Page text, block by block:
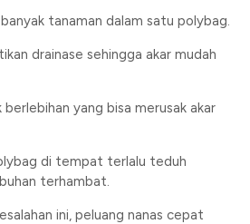
tanaman dalam satu polybag.
drainase sehingga akar mudah
yang bisa merusak akar
di tempat terlalu teduh
terhambat.
ini, peluang nanas cepat